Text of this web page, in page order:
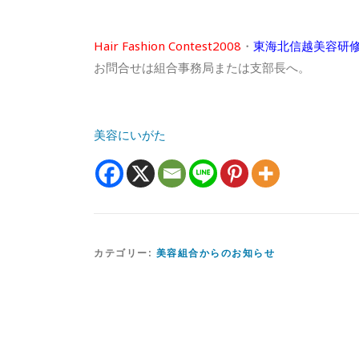
Hair Fashion Contest2008 ・ 東海北信越美容研
お問合せは組合事務局または支部長へ。
美容にいがた
カテゴリー: 美容組合からのお知らせ